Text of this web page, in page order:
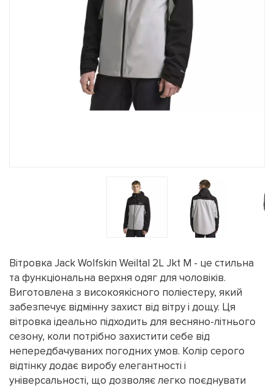
Вітровка Jack Wolfskin Weiltal 2L Jkt M - це стильна
та функціональна верхня одяг для чоловіків.
Виготовлена з високоякісного поліестеру, який
забезпечує відмінну захист від вітру і дощу. Ця
вітровка ідеально підходить для весняно-літнього
сезону, коли потрібно захистити себе від
непередбачуваних погодних умов. Колір серого
відтінку додає виробу елегантності і
універсальності, що дозволяє легко поєднувати